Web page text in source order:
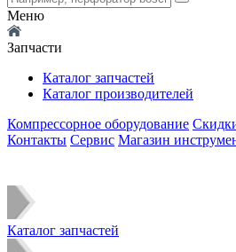
Меню
Запчасти
Каталог запчастей
Каталог производителей
Компрессорное оборудование
Контакты Сервис Магазин
Каталог запчастей